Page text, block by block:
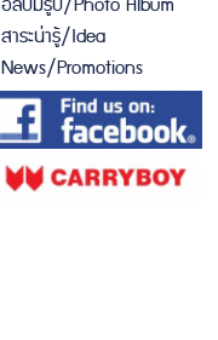
สาระน่ารู้/Idea
News/Promotions